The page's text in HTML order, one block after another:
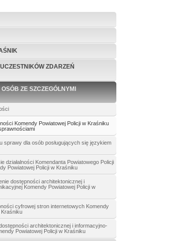
ZDARZEŃ
ZE SZCZEGÓLNYMI
Komendy Powiatowej Policji w Kraśniku
sprawy dla osób posługujących się językiem
działalności Komendanta Powiatowego Policji
Powiatowej Policji w Kraśniku
dostępności architektonicznej i
Komendy Powiatowej Policji w
cyfrowej stron internetowych Komendy
Kraśniku
architektonicznej i informacyjno-
Powiatowej Policji w Kraśniku